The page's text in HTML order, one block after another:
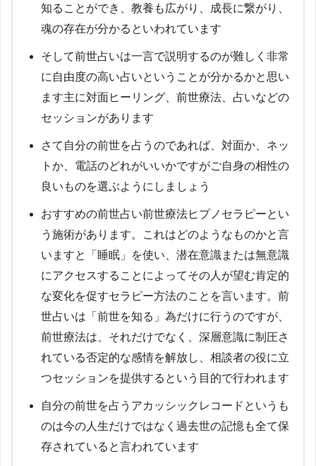
知ることができ、教養も広がり、成長に繋がり、
魂の存在が分かるといわれています
そして前世占いは一言で説明するのが難しく非常
に自由度の高い占いということが分かるかと思い
ます主に対面ヒーリング、前世療法、占いなどの
セッションがあります
さて自分の前世を占うのであれば、対面か、ネッ
トか、電話のどれがいいかですがご自身の相性の
良いものを選ぶようにしましょう
おすすめの前世占い前世療法ヒプノセラピーとい
う施術があります。これはどのようなものかと言
いますと「睡眠」を使い、潜在意識または無意識
にアクセスすることによってその人が望む肯定的
な変化を促すセラピー方法のことを言います。前
世占いは「前世を知る」為だけに行うのですが、
前世療法は、それだけでなく、深層意識に制圧さ
れている否定的な感情を解放し、相談者の役に立
つセッションを提供するという目的で行われます
自分の前世を占うアカッシックレコードというも
のは今の人生だけではなく過去世の記憶も全て保
存されていると言われています